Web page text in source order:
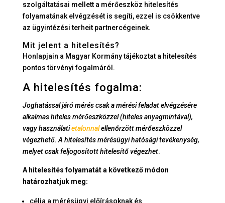
szolgáltatásai mellett a mérőeszköz hitelesítés
folyamatának elvégzését is segíti, ezzel is csökkentve
az ügyintézési terheit partnercégeinek.
Mit jelent a hitelesítés?
Honlapjain a Magyar Kormány tájékoztat a hitelesítés
pontos törvényi fogalmáról.
A hitelesítés fogalma:
Joghatással járó mérés csak a mérési feladat elvégzésére
alkalmas hiteles mérőeszközzel (hiteles anyagmintával),
vagy használatietalonnalellenőrzött mérőeszközzel
végezhető. A hitelesítés mérésügyi hatósági tevékenység,
melyet csak feljogosított hitelesítő végezhet.
A hitelesítés folyamatát a következő módon
határozhatjuk meg:
célja a mérésügyi előírásoknak és